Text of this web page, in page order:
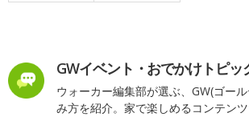
GWイベント・おでかけトピッ
ウォーカー編集部が選ぶ、GW(ゴー
み方を紹介。家で楽しめるコンテンツ